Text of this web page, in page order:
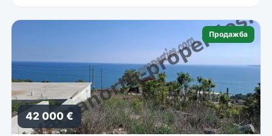
Продажба
42 000 €